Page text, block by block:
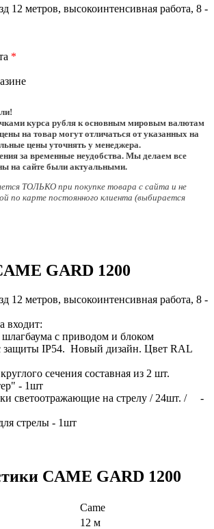
12 метров, высокоинтенсивная работа, 8 -
*
курса рубля к основным мировым валютам
на товар могут отличаться от указанных на
цены уточнять у менеджера.
за временные неудобства. Мы делаем все
на сайте были актуальными.
ТОЛЬКО при покупке товара с сайта и не
по карте постоянного клиента (выбирается
GARD 1200
12 метров, высокоинтенсивная работа, 8 -
входит:
с приводом и блоком
защиты IP54. Новый дизайн. Цвет RAL
сечения составная из 2 шт.
- 1шт
светоотражающие на стрелу / 24шт. / -
стрелы - 1шт
CAME GARD 1200
Came
12 м